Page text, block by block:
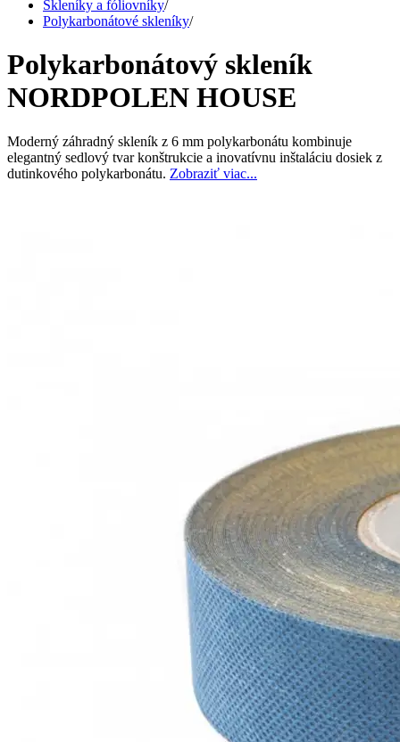
Skleníky a fóliovníky/
Polykarbonátové skleníky/
Polykarbonátový skleník
NORDPOLEN HOUSE
Moderný záhradný skleník z 6 mm polykarbonátu kombinuje
elegantný sedlový tvar konštrukcie a inovatívnu inštaláciu dosiek z
dutinkového polykarbonátu. Zobraziť viac...